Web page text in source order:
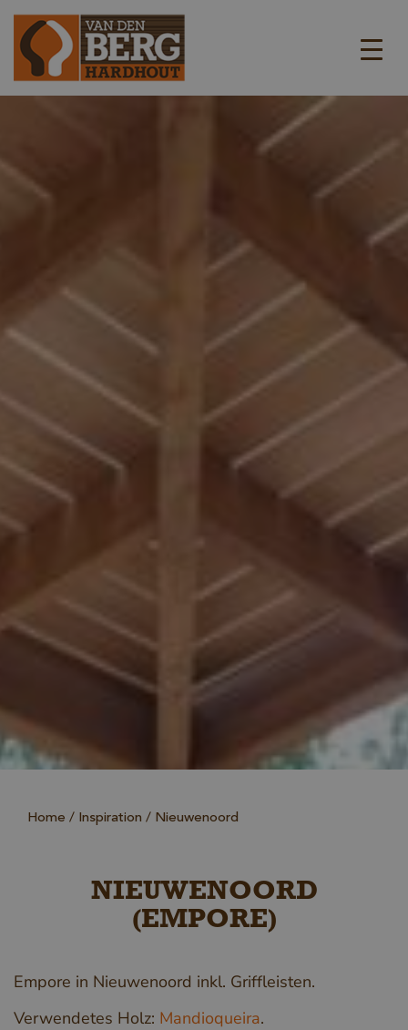
Home Inspiration Nieuwenoord
NIEUWENOORD
(EMPORE)
Empore in Nieuwenoord inkl. Griffleisten.
Verwendetes Holz: Mandioqueira.